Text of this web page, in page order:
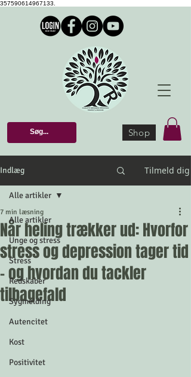
357590614967133.
Shop
Indlæg Tilmeld dig
Alle artikler
Unge og stress
Stress
Redskaber
Sygmelding
Autencitet
Kost
Positivitet
Alle artikler
Når heling trækker ud: Hvorfor
stress og depression tager tid
– og hvordan du tackler
tilbagefald
7 min læsning